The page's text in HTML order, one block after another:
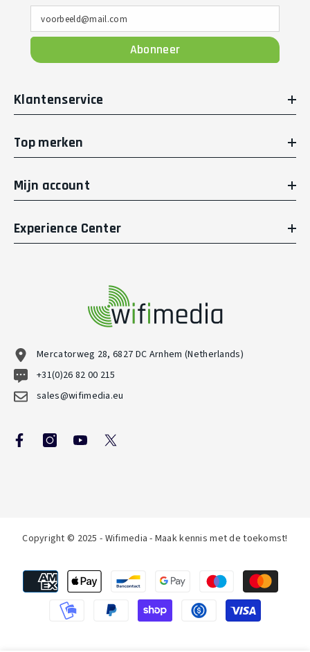
voorbeeld@mail.com
Abonneer
Klantenservice
Top merken
Mijn account
Experience Center
Mercatorweg 28, 6827 DC Arnhem (Netherlands)
+31(0)26 82 00 215
sales@wifimedia.eu
Copyright © 2025 - Wifimedia - Maak kennis met de toekomst!
Betaalmethoden